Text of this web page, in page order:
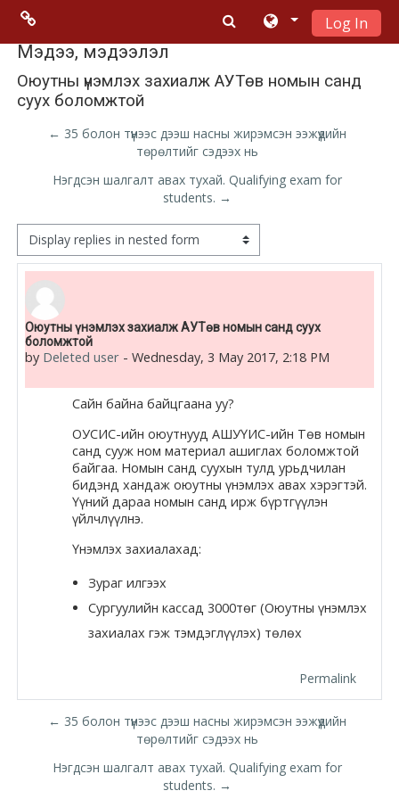
Menu 2
Moodle
community
Moodle
Moodle
development
Moodle
Docs
Moodle.com
жишээ 2
community
Moodle
Moodle
development
Moodle
Log In
Мэдээ, мэдээлэл
Оюутны үнэмлэх захиалж АУТөв номын санд
суух боломжтой
← 35 болон түүнээс дээш насны жирэмсэн ээжүүдийн
төрөлтийг сэдээх нь
Нэгдсэн шалгалт авах тухай. Qualifying exam for
students. →
Display mode
Оюутны үнэмлэх захиалж АУТөв номын санд суух
боломжтой
by Deleted user -Wednesday, 3 May 2017, 2:18 PM
Number of replies: 0
Сайн байна байцгаана уу?
ОУСИС-ийн оюутнууд АШУҮИС-ийн Төв номын
санд сууж ном материал ашиглах боломжтой
байгаа. Номын санд суухын тулд урьдчилан
бидэнд хандаж оюутны үнэмлэх авах хэрэгтэй.
Үүний дараа номын санд ирж бүртгүүлэн
үйлчлүүлнэ.
Үнэмлэх захиалахад:
Зураг илгээх
Сургуулийн кассад 3000төг (Оюутны үнэмлэх
захиалах гэж тэмдэглүүлэх) төлөх
Permalink
← 35 болон түүнээс дээш насны жирэмсэн ээжүүдийн
төрөлтийг сэдээх нь
Нэгдсэн шалгалт авах тухай. Qualifying exam for
students. →